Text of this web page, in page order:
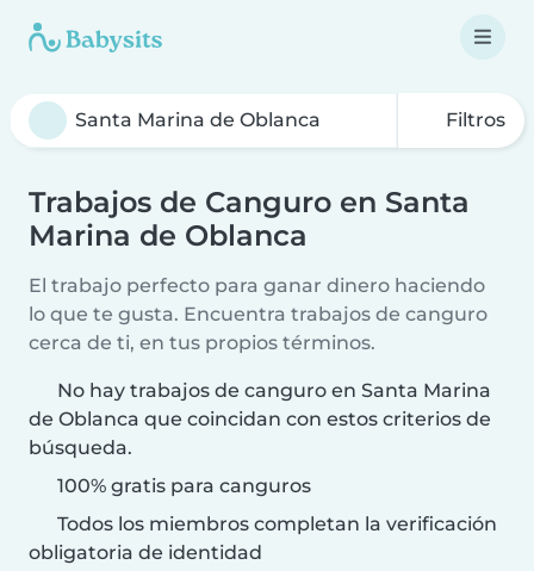
Filtros
Trabajos de Canguro en Santa
Marina de Oblanca
El trabajo perfecto para ganar dinero haciendo
lo que te gusta. Encuentra trabajos de canguro
cerca de ti, en tus propios términos.
No hay trabajos de canguro en Santa Marina
de Oblanca que coincidan con estos criterios de
búsqueda.
100% gratis para canguros
Todos los miembros completan la verificación
obligatoria de identidad